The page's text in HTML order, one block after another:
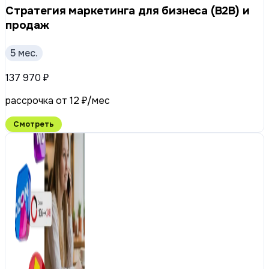
Стратегия маркетинга для бизнеса (B2B) и
продаж
5 мес.
137 970 ₽
рассрочка от 12 ₽/мес
Смотреть